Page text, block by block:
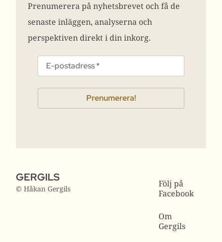
Prenumerera på nyhetsbrevet och få de
senaste inläggen, analyserna och
perspektiven direkt i din inkorg.
GERGILS
© Håkan Gergils
Följ på
Facebook
Om
Gergils